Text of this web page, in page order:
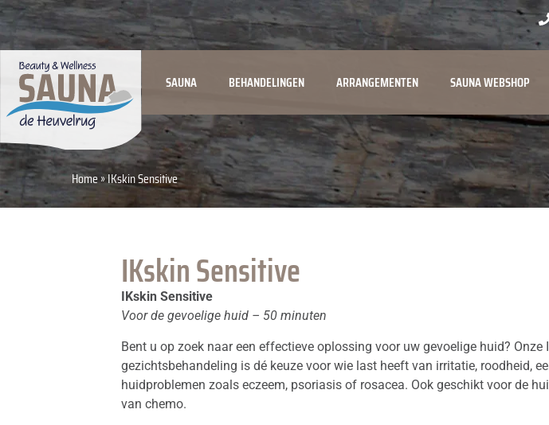
SAUNA BEHANDELINGEN ARRANGEMENTEN SAUNA WEBSHOP
Home»IKskin Sensitive
IKskin Sensitive
IKskin Sensitive
Voor de gevoelige huid – 50 minuten
Bent u op zoek naar een effectieve oplossing voor uw gevoelige huid? Onze
gezichtsbehandeling is dé keuze voor wie last heeft van irritatie, roodheid,
huidproblemen zoals eczeem, psoriasis of rosacea. Ook geschikt voor de
van chemo.